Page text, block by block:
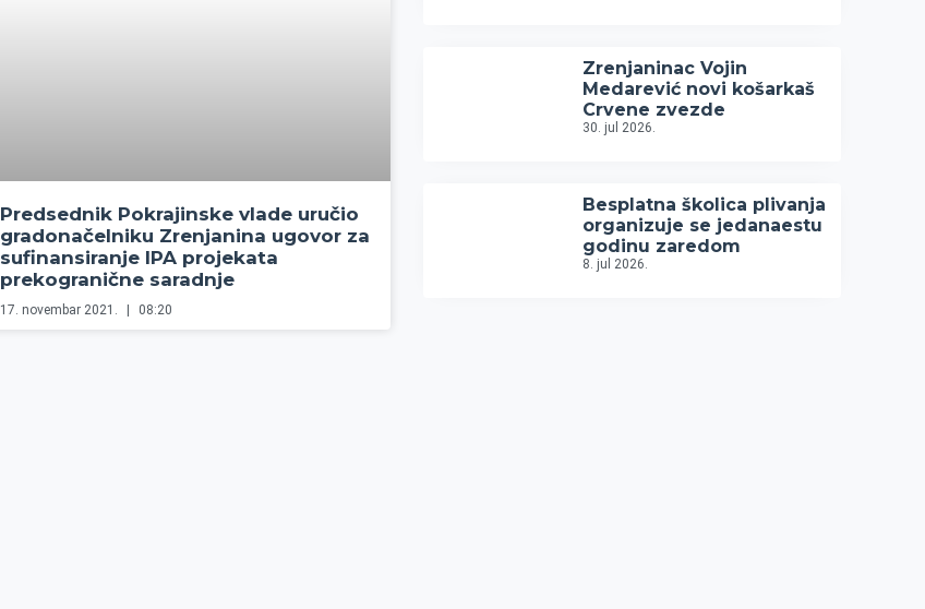
Predsednik Pokrajinske vlade uručio
gradonačelniku Zrenjanina ugovor za
sufinansiranje IPA projekata
prekogranične saradnje
17. novembar 2021. 08:20
Zrenjaninac Vojin
Medarević novi košarkaš
Crvene zvezde
30. jul 2026.
Besplatna školica plivanja
organizuje se jedanaestu
godinu zaredom
8. jul 2026.